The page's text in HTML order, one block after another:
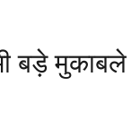
बड़े मुकाबले